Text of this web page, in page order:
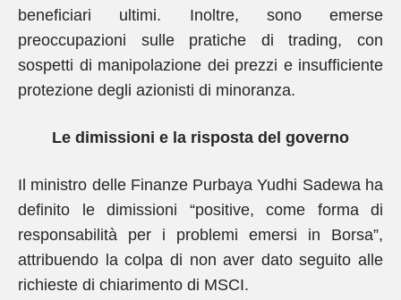
beneficiari ultimi. Inoltre, sono emerse
preoccupazioni sulle pratiche di trading, con
sospetti di manipolazione dei prezzi e insufficiente
protezione degli azionisti di minoranza.
Le dimissioni e la risposta del governo
Il ministro delle Finanze Purbaya Yudhi Sadewa ha
definito le dimissioni “positive, come forma di
responsabilità per i problemi emersi in Borsa”,
attribuendo la colpa di non aver dato seguito alle
richieste di chiarimento di MSCI.